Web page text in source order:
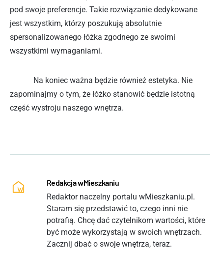
pod swoje preferencje. Takie rozwiązanie dedykowane
jest wszystkim, którzy poszukują absolutnie
spersonalizowanego łóżka zgodnego ze swoimi
wszystkimi wymaganiami.
Na koniec ważna będzie również estetyka. Nie
zapominajmy o tym, że łóżko stanowić będzie istotną
część wystroju naszego wnętrza.
Redakcja wMieszkaniu
Redaktor naczelny portalu wMieszkaniu.pl.
Staram się przedstawić to, czego inni nie
potrafią. Chcę dać czytelnikom wartości, które
być może wykorzystają w swoich wnętrzach.
Zacznij dbać o swoje wnętrza, teraz.